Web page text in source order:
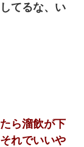
てるな、い
ら溜飲が下
れでいいや